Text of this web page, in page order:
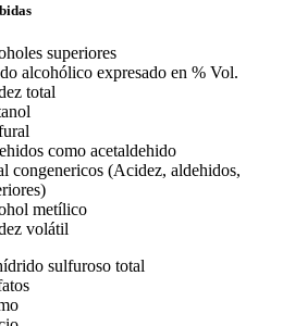
superiores
alcohólico expresado en % Vol.
total
como acetaldehido
congenericos (Acidez, aldehidos,
metílico
volátil
sulfuroso total